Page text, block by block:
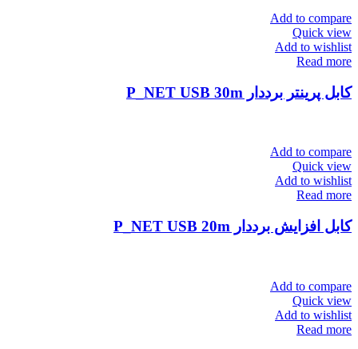
Add to compare
Quick view
Add to wishlist
Read more
کابل پرینتر برددار P_NET USB 30m
Add to compare
Quick view
Add to wishlist
Read more
کابل افزایش برددار P_NET USB 20m
Add to compare
Quick view
Add to wishlist
Read more